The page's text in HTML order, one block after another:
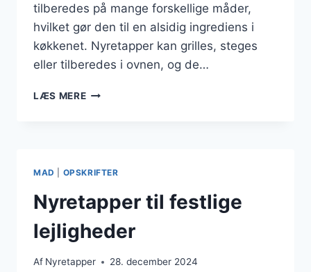
tilberedes på mange forskellige måder,
hvilket gør den til en alsidig ingrediens i
køkkenet. Nyretapper kan grilles, steges
eller tilberedes i ovnen, og de…
LÆS MERELÆKRE
MAD OPSKRIFTER
Nyretapper til festlige
lejligheder
Af Nyretapper 28. december 2024